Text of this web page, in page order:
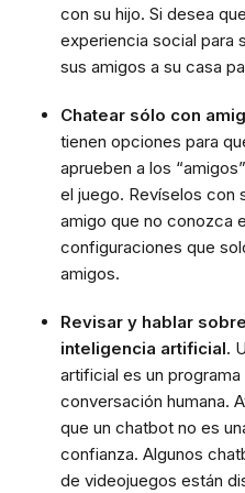
con su hijo. Si desea
experiencia social para
sus amigos a su casa
Chatear sólo con
tienen opciones para
aprueben a los
el juego. Revíselos con
amigo que no conozca
configuraciones que
amigos.
Revisar y hablar
inteligencia artificial.
artificial es un
conversación humana.
que un chatbot no es
confianza. Algunos
de videojuegos están